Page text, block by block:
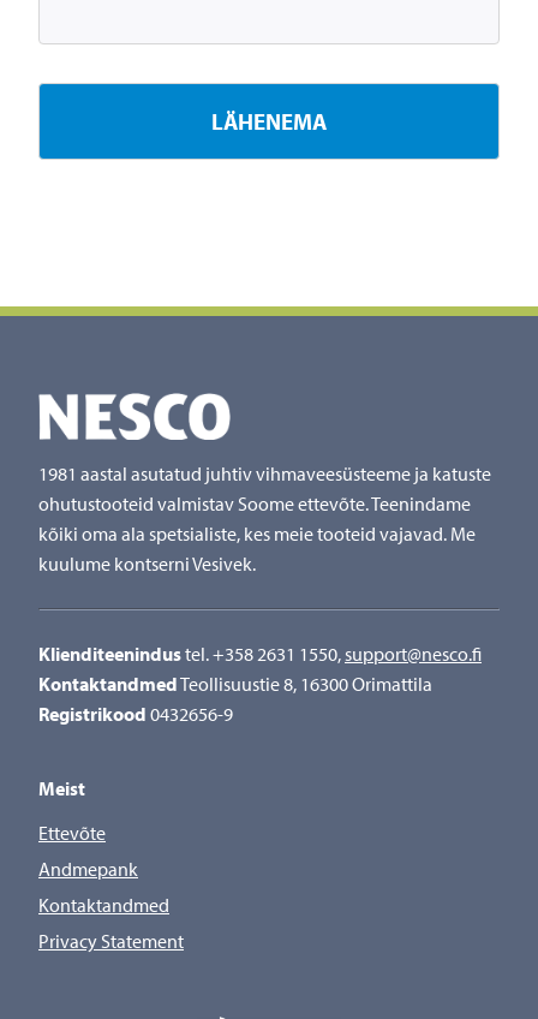
1981 aastal asutatud juhtiv vihmaveesüsteeme ja katuste
ohutustooteid valmistav Soome ettevõte. Teenindame
kõiki oma ala spetsialiste, kes meie tooteid vajavad. Me
kuulume kontserni Vesivek.
Klienditeenindustel. +358 2631 1550, support@nesco.fi
KontaktandmedTeollisuustie 8, 16300 Orimattila
Registrikood 0432656-9
Meist
Ettevõte
Andmepank
Kontaktandmed
Privacy Statement